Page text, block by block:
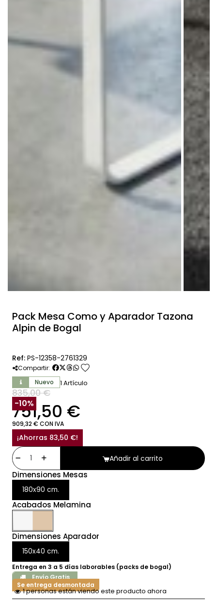
Pack Mesa Como y Aparador Tazona
Alpin de Bogal
Ref: PS-12358-2761329
Compartir: favorite
Nuevo 1 Artículo
835,00 €
SIN IVA
751,50 €
909,32 € CON IVA
¡Ahorras 83,50 €!
-10%
Añadir al carrito
Dimensiones Mesas
180x90 cm.
Acabados Melamina
Dimensiones Aparador
150x40 cm.
Entrega en 3 a 5 días laborables (packs de bogal)
Envío Gratis
Se entrega desmontada
1 personas están viendo este producto ahora